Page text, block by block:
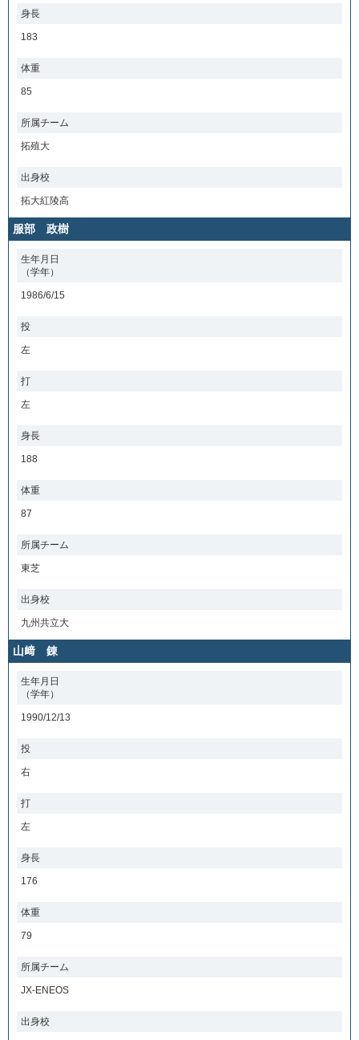
身長
183
体重
85
所属チーム
拓殖大
出身校
拓大紅陵高
服部 政樹
生年月日
（学年）
1986/6/15
投
左
打
左
身長
188
体重
87
所属チーム
東芝
出身校
九州共立大
山﨑 錬
生年月日
（学年）
1990/12/13
投
右
打
左
身長
176
体重
79
所属チーム
JX-ENEOS
出身校